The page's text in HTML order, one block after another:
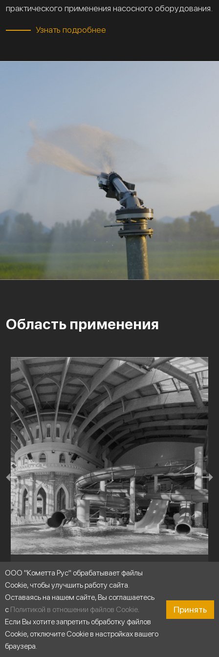
практического применения насосного оборудования.
Узнать подробнее
Область применения
Аквапарки
ООО "Кометта Рус" обрабатывает файлы
Cookie, чтобы улучшить работу сайта.
Оставаясь на нашем сайте, Вы соглашаетесь
с Политикой в отношении файлов Cookie.
Если Вы хотите запретить обработку файлов
Cookie, отключите Cookie в настройках вашего
браузера.
Принять